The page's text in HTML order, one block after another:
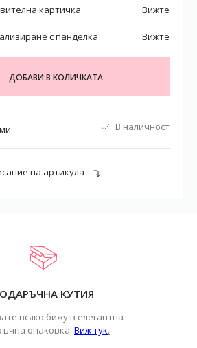
картичка Вижте
с панделка Вижте
ДОБАВИ В КОЛИЧКАТА
В наличност
на артикула
КУТИЯ
всяко бижу в елегантна
опаковка. Виж тук.